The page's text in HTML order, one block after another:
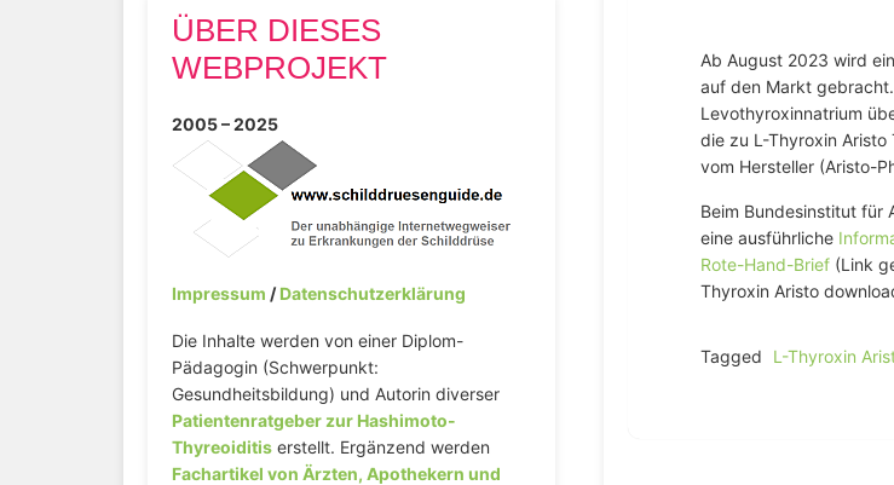
Ab August 2023 wird
auf den Markt
Levothyroxinnatrium
die zu L-Thyroxin
vom Hersteller (Aristo-
Beim Bundesinstitut für
eine ausführliche
Rote-Hand-Brief (Link
Thyroxin Aristo
Tagged L-Thyroxin
ÜBER DIESES
WEBPROJEKT
2005 – 2025
Impressum /Datenschutzerklärung
Die Inhalte werden von einer Diplom-
Pädagogin (Schwerpunkt:
Gesundheitsbildung) und Autorin diverser
Patientenratgeber zur Hashimoto-
Thyreoiditis erstellt. Ergänzend werden
Fachartikel von Ärzten, Apothekern und